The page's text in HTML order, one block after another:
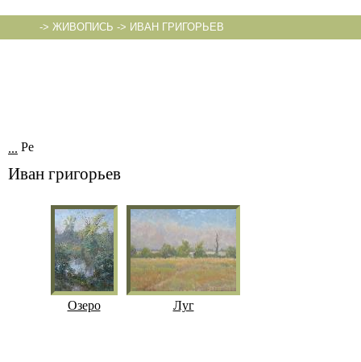
-> ЖИВОПИСЬ -> ИВАН ГРИГОРЬЕВ
...
Иван григорьев
Озеро Луг